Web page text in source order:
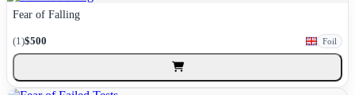
Fear of Falling
(1)$500 Foil